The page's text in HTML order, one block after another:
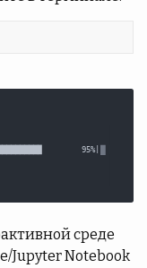
среде
Jupyter Notebook